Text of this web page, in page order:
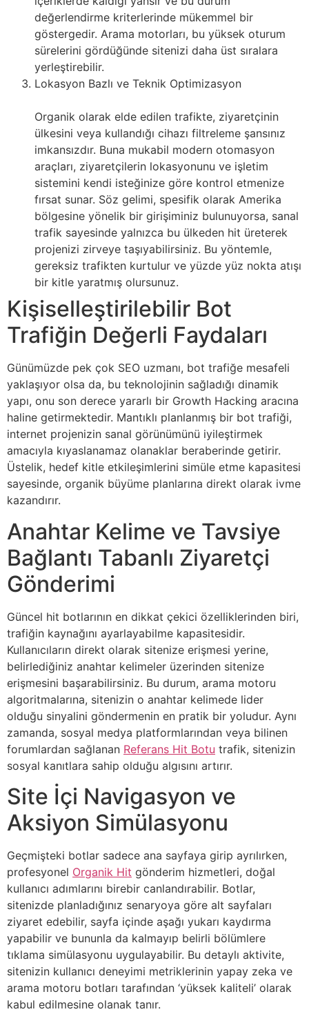
değerlendirme kriterlerinde mükemmel bir
göstergedir. Arama motorları, bu yüksek oturum
sürelerini gördüğünde sitenizi daha üst sıralara
yerleştirebilir.
Lokasyon Bazlı ve Teknik Optimizasyon
Organik olarak elde edilen trafikte, ziyaretçinin
ülkesini veya kullandığı cihazı filtreleme şansınız
imkansızdır. Buna mukabil modern otomasyon
araçları, ziyaretçilerin lokasyonunu ve işletim
sistemini kendi isteğinize göre kontrol etmenize
fırsat sunar. Söz gelimi, spesifik olarak Amerika
bölgesine yönelik bir girişiminiz bulunuyorsa, sanal
trafik sayesinde yalnızca bu ülkeden hit üreterek
projenizi zirveye taşıyabilirsiniz. Bu yöntemle,
gereksiz trafikten kurtulur ve yüzde yüz nokta atışı
bir kitle yaratmış olursunuz.
Kişiselleştirilebilir Bot
Trafiğin Değerli Faydaları
Günümüzde pek çok SEO uzmanı, bot trafiğe mesafeli
yaklaşıyor olsa da, bu teknolojinin sağladığı dinamik
yapı, onu son derece yararlı bir Growth Hacking aracına
haline getirmektedir. Mantıklı planlanmış bir bot trafiği,
internet projenizin sanal görünümünü iyileştirmek
amacıyla kıyaslanamaz olanaklar beraberinde getirir.
Üstelik, hedef kitle etkileşimlerini simüle etme kapasitesi
sayesinde, organik büyüme planlarına direkt olarak ivme
kazandırır.
Anahtar Kelime ve Tavsiye
Bağlantı Tabanlı Ziyaretçi
Gönderimi
Güncel hit botlarının en dikkat çekici özelliklerinden biri,
trafiğin kaynağını ayarlayabilme kapasitesidir.
Kullanıcıların direkt olarak sitenize erişmesi yerine,
belirlediğiniz anahtar kelimeler üzerinden sitenize
erişmesini başarabilirsiniz. Bu durum, arama motoru
algoritmalarına, sitenizin o anahtar kelimede lider
olduğu sinyalini göndermenin en pratik bir yoludur. Aynı
zamanda, sosyal medya platformlarından veya bilinen
forumlardan sağlanan Referans Hit Botu trafik, sitenizin
sosyal kanıtlara sahip olduğu algısını artırır.
Site İçi Navigasyon ve
Aksiyon Simülasyonu
Geçmişteki botlar sadece ana sayfaya girip ayrılırken,
profesyonel Organik Hit gönderim hizmetleri, doğal
kullanıcı adımlarını birebir canlandırabilir. Botlar,
sitenizde planladığınız senaryoya göre alt sayfaları
ziyaret edebilir, sayfa içinde aşağı yukarı kaydırma
yapabilir ve bununla da kalmayıp belirli bölümlere
tıklama simülasyonu uygulayabilir. Bu detaylı aktivite,
sitenizin kullanıcı deneyimi metriklerinin yapay zeka ve
arama motoru botları tarafından ‘yüksek kaliteli’ olarak
kabul edilmesine olanak tanır.